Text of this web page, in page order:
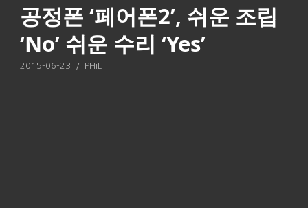
공정폰 ‘페어폰2’, 쉬운 조립
‘No’ 쉬운 수리 ‘Yes’
2015-06-23 / PHiL